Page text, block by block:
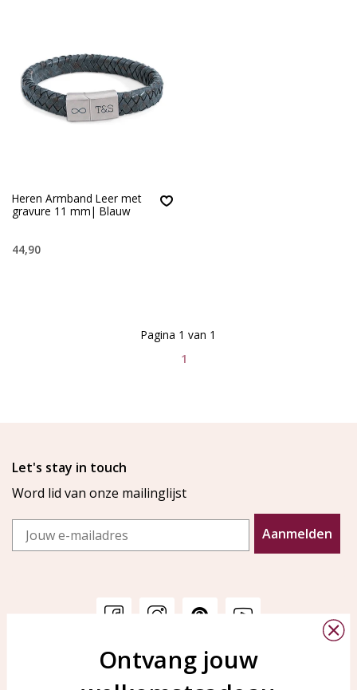
Heren Armband Leer met
gravure 11 mm| Blauw
44,90
1
Pagina 1 van 1
Let's stay in touch
Word lid van onze mailinglijst
Email
Aanmelden
KAYA Sieraden
Ontvang jouw